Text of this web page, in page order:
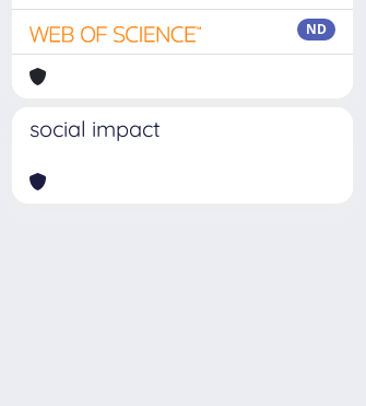
ND
social impact